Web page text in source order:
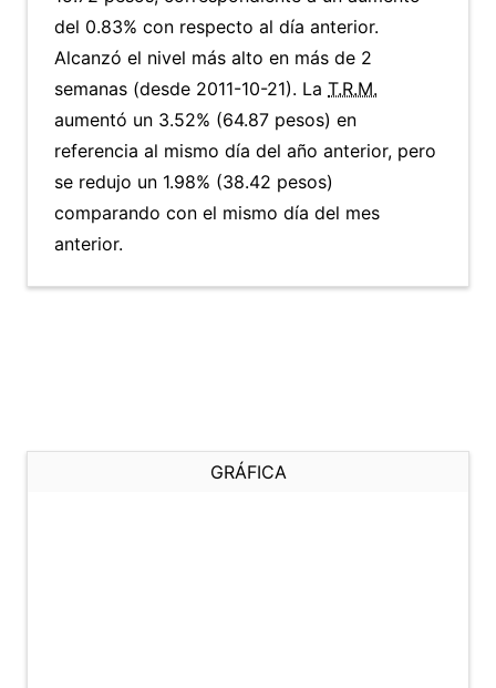
del 0.83% con respecto al día anterior.
Alcanzó el nivel más alto en más de 2
semanas (desde 2011-10-21). La T.R.M.
aumentó un 3.52% (64.87 pesos) en
referencia al mismo día del año anterior, pero
se redujo un 1.98% (38.42 pesos)
comparando con el mismo día del mes
anterior.
GRÁFICA